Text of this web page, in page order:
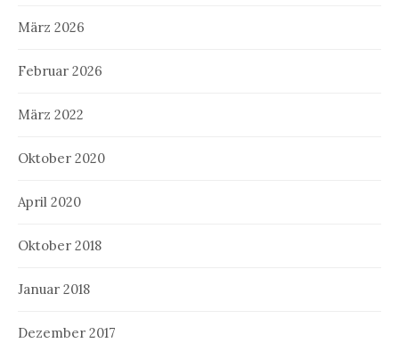
März 2026
Februar 2026
März 2022
Oktober 2020
April 2020
Oktober 2018
Januar 2018
Dezember 2017